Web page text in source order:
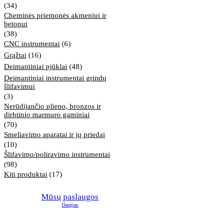
(34)
Cheminės priemonės akmeniui ir
betonui
(38)
CNC instrumentai (6)
Grąžtai (16)
Deimantiniai pjūklai (48)
Deimantiniai instrumentai grindų
šlifavimui
(3)
Nerūdijančio plieno, bronzos ir
dirbtinio marmuro gaminiai
(70)
Smeliavimo aparatai ir jų priedai
(10)
Šlifavimo/poliravimo instrumentai
(98)
Kiti produktai (17)
Mūsų paslaugos
Daugiau